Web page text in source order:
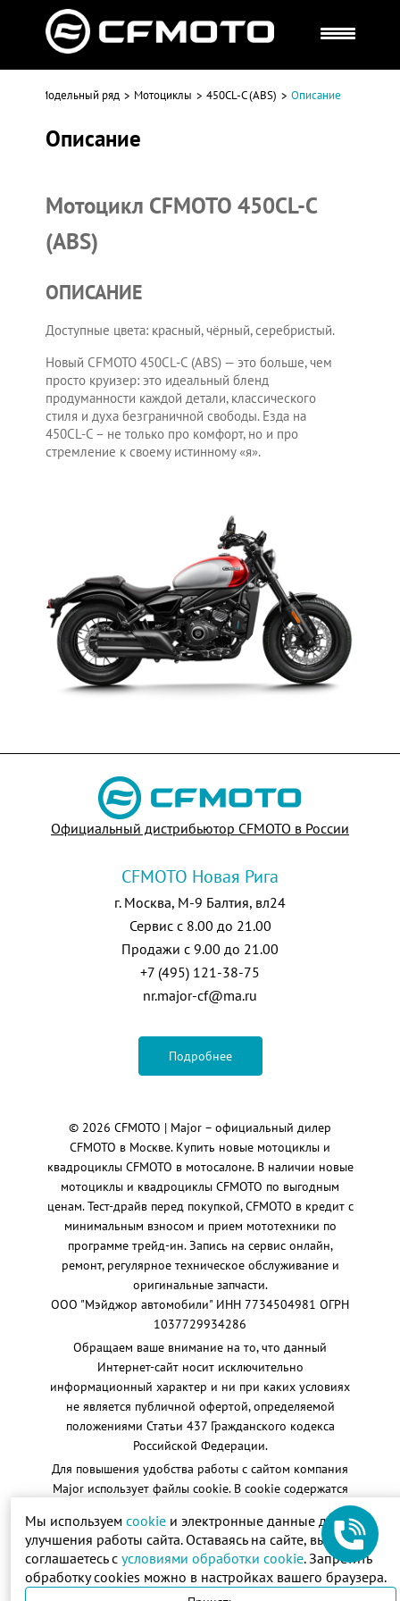
Мы используем cookie и электронные данные для
улучшения работы сайта. Оставаясь на сайте, вы
соглашаетесь с условиями обработки cookie. Запретить
обработку cookies можно в настройках вашего браузера.
Модельный ряд Мотоциклы 450CL-C (ABS) Описание
Описание
Мотоцикл CFMOTO 450CL-C
(ABS)
ОПИСАНИЕ
Доступные цвета: красный, чёрный, серебристый.
Новый CFMOTO 450CL-C (ABS) — это больше, чем
просто круизер: это идеальный бленд
продуманности каждой детали, классического
стиля и духа безграничной свободы. Езда на
450CL-C – не только про комфорт, но и про
стремление к своему истинному «я».
Официальный дистрибьютор CFMOTO в России
CFMOTO Новая Рига
г. Москва, М-9 Балтия, вл24
Сервис с 8.00 до 21.00
Продажи с 9.00 до 21.00
+7 (495) 121-38-75
nr.major-cf@ma.ru
Подробнее
© 2026 CFMOTO | Major – официальный дилер
CFMOTO в Москве. Купить новые мотоциклы и
квадроциклы CFMOTO в мотосалоне. В наличии новые
мотоциклы и квадроциклы CFMOTO по выгодным
ценам. Тест-драйв перед покупкой, CFMOTO в кредит с
минимальным взносом и прием мототехники по
программе трейд-ин. Запись на сервис онлайн,
ремонт, регулярное техническое обслуживание и
оригинальные запчасти.
ООО "Мэйджор автомобили" ИНН 7734504981 ОГРН
1037729934286
Обращаем ваше внимание на то, что данный
Интернет-сайт носит исключительно
информационный характер и ни при каких условиях
не является публичной офертой, определяемой
положениями Статьи 437 Гражданского кодекса
Российской Федерации.
Для повышения удобства работы с сайтом компания
Major использует файлы cookie. В cookie содержатся
данные о прошлых посещениях сайта. Если Вы не
хотите, чтобы эти данные обрабатывались, отключите
cookie в настройках браузера.
Данный сайт несет информационный характер и ни
при каких условиях материалы и цены, размещенные